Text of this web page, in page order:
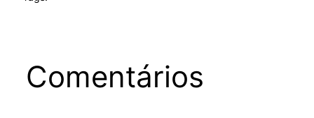
Comentários